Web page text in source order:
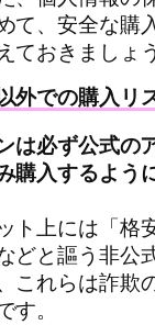
て、安全な購
ておきましょう
外での購入リ
は必ず公式の
購入するよう
ト上には「格
どと謳う非公
これらは詐欺
。